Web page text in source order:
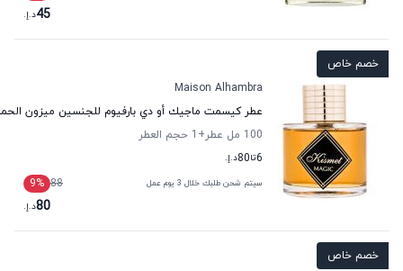
45د.إ.
خصم خاص
Maison Alhambra
عطر كيسمت ماجيك أو دي بارفيوم للجنسين ميزون
100 مل عطر
+1
حجم العطر
6تا80د.إ.
سيتم شحن طلبك خلال 3 يوم عمل 88
9%
80د.إ.
خصم خاص